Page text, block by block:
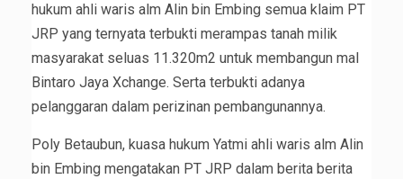
hukum ahli waris alm Alin bin Embing semua klaim PT
JRP yang ternyata terbukti merampas tanah milik
masyarakat seluas 11.320m2 untuk membangun mal
Bintaro Jaya Xchange. Serta terbukti adanya
pelanggaran dalam perizinan pembangunannya.
Poly Betaubun, kuasa hukum Yatmi ahli waris alm Alin
bin Embing mengatakan PT JRP dalam berita berita